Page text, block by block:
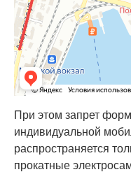
При этом запрет
индивидуальной
распространяется
прокатные